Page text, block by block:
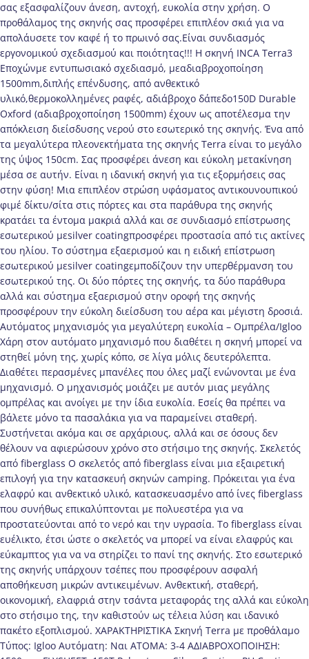
σας εξασφαλίζουν άνεση, αντοχή, ευκολία στην χρήση. Ο
προθάλαμος της σκηνής σας προσφέρει επιπλέον σκιά για να
απολάυσετε τον καφέ ή το πρωινό σας.Είναι συνδιασμός
εργονομικού σχεδιασμού και ποιότητας!!! Η σκηνή INCA Terra3
Εποχώνμε εντυπωσιακό σχεδιασμό, μεαδιαβροχοποίηση
1500mm,διπλής επένδυσης, από ανθεκτικό
υλικό,θερμοκολλημένες ραφές, αδιάβροχο δάπεδο150D Durable
Oxford (αδιαβροχοποίηση 1500mm) έχουν ως αποτέλεσμα την
απόκλειση διείσδυσης νερού στο εσωτερικό της σκηνής. Ένα από
τα μεγαλύτερα πλεονεκτήματα της σκηνής Terra είναι το μεγάλο
της ύψος 150cm. Σας προσφέρει άνεση και εύκολη μετακίνηση
μέσα σε αυτήν. Είναι η ιδανική σκηνή για τις εξορμήσεις σας
στην φύση! Μια επιπλέον στρώση υφάσματος αντικουνουπικού
φιμέ δίκτυ/σίτα στις πόρτες και στα παράθυρα της σκηνής
κρατάει τα έντομα μακριά αλλά και σε συνδιασμό επίστρωσης
εσωτερικού μεsilver coatingπροσφέρει προστασία από τις ακτίνες
του ηλίου. Το σύστημα εξαερισμού και η ειδική επίστρωση
εσωτερικού μεsilver coatingεμποδίζουν την υπερθέρμανση του
εσωτερικού της. Οι δύο πόρτες της σκηνής, τα δύο παράθυρα
αλλά και σύστημα εξαερισμού στην οροφή της σκηνής
προσφέρουν την εύκολη διείσδυση του αέρα και μέγιστη δροσιά.
Αυτόματος μηχανισμός για μεγαλύτερη ευκολία – Oμπρέλα/Igloo
Χάρη στον αυτόματο μηχανισμό που διαθέτει η σκηνή μπορεί να
στηθεί μόνη της, χωρίς κόπο, σε λίγα μόλις δευτερόλεπτα.
Διαθέτει περασμένες μπανέλες που όλες μαζί ενώνονται με ένα
μηχανισμό. Ο μηχανισμός μοιάζει με αυτόν μιας μεγάλης
ομπρέλας και ανοίγει με την ίδια ευκολία. Εσείς θα πρέπει να
βάλετε μόνο τα πασαλάκια για να παραμείνει σταθερή.
Συστήνεται ακόμα και σε αρχάριους, αλλά και σε όσους δεν
θέλουν να αφιερώσουν χρόνο στο στήσιμο της σκηνής. Σκελετός
από fiberglass Ο σκελετός από fiberglass είναι μια εξαιρετική
επιλογή για την κατασκευή σκηνών camping. Πρόκειται για ένα
ελαφρύ και ανθεκτικό υλικό, κατασκευασμένο από ίνες fiberglass
που συνήθως επικαλύπτονται με πολυεστέρα για να
προστατεύονται από το νερό και την υγρασία. Το fiberglass είναι
ευέλικτο, έτσι ώστε ο σκελετός να μπορεί να είναι ελαφρύς και
εύκαμπτος για να να στηρίζει το πανί της σκηνής. Στο εσωτερικό
της σκηνής υπάρχουν τσέπες που προσφέρουν ασφαλή
αποθήκευση μικρών αντικειμένων. Aνθεκτική, σταθερή,
οικονομική, ελαφριά στην τσάντα μεταφοράς της αλλά και εύκολη
στο στήσιμο της, την καθιστούν ως τέλεια λύση και ιδανικό
πακέτο εξοπλισμού. ΧΑΡΑΚΤΗΡΙΣΤΙΚΑ Σκηνή Terra με προθάλαμο
Τύπος: Igloo Αυτόματη: Ναι ΑΤΟΜΑ: 3-4 AΔΙΑΒΡΟΧΟΠΟΙΗΣΗ: